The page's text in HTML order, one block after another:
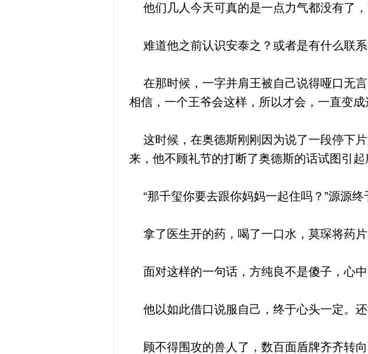
他们几人今天可真的是一点力气都没有了
难道他之前认识安泰之？或者是有什么联
在那时候，一字并肩王被自己说得哑口无
相信，一个王爷会这样，所以才会，一直变成
这时候，在奥德斯刚刚因为说了一段停下
来，他不顾礼节的打断了奥德斯的话试图引起
“那千玺你要去跟你妈妈一起住吗？”源源终
拿了医生开的药，喝了一口水，莫琛将药片
面对这样的一句话，方纯良不是傻子，心中
他以如此借口说服自己，终于心头一定。还
顾不得围攻的兽人了，数百面盾牌齐齐转